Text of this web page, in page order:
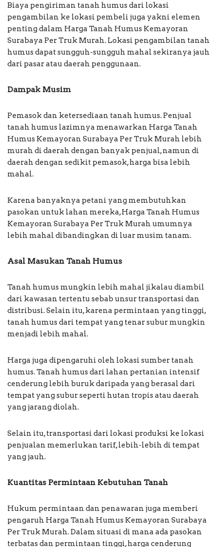
Biaya pengiriman tanah humus dari lokasi
pengambilan ke lokasi pembeli juga yakni elemen
penting dalam Harga Tanah Humus Kemayoran
Surabaya Per Truk Murah. Lokasi pengambilan tanah
humus dapat sungguh-sungguh mahal sekiranya jauh
dari pasar atau daerah penggunaan.
Dampak Musim
Pemasok dan ketersediaan tanah humus. Penjual
tanah humus lazimnya menawarkan Harga Tanah
Humus Kemayoran Surabaya Per Truk Murah lebih
murah di daerah dengan banyak penjual, namun di
daerah dengan sedikit pemasok, harga bisa lebih
mahal.
Karena banyaknya petani yang membutuhkan
pasokan untuk lahan mereka, Harga Tanah Humus
Kemayoran Surabaya Per Truk Murah umumnya
lebih mahal dibandingkan di luar musim tanam.
Asal Masukan Tanah Humus
Tanah humus mungkin lebih mahal jikalau diambil
dari kawasan tertentu sebab unsur transportasi dan
distribusi. Selain itu, karena permintaan yang tinggi,
tanah humus dari tempat yang tenar subur mungkin
menjadi lebih mahal.
Harga juga dipengaruhi oleh lokasi sumber tanah
humus. Tanah humus dari lahan pertanian intensif
cenderung lebih buruk daripada yang berasal dari
tempat yang subur seperti hutan tropis atau daerah
yang jarang diolah.
Selain itu, transportasi dari lokasi produksi ke lokasi
penjualan memerlukan tarif, lebih-lebih di tempat
yang jauh.
Kuantitas Permintaan Kebutuhan Tanah
Hukum permintaan dan penawaran juga memberi
pengaruh Harga Tanah Humus Kemayoran Surabaya
Per Truk Murah. Dalam situasi di mana ada pasokan
terbatas dan permintaan tinggi, harga cenderung